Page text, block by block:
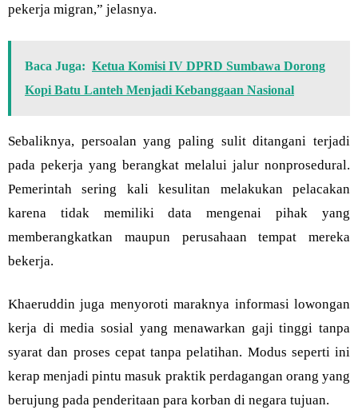
pekerja migran,” jelasnya.
Baca Juga: Ketua Komisi IV DPRD Sumbawa Dorong
Kopi Batu Lanteh Menjadi Kebanggaan Nasional
Sebaliknya, persoalan yang paling sulit ditangani terjadi
pada pekerja yang berangkat melalui jalur nonprosedural.
Pemerintah sering kali kesulitan melakukan pelacakan
karena tidak memiliki data mengenai pihak yang
memberangkatkan maupun perusahaan tempat mereka
bekerja.
Khaeruddin juga menyoroti maraknya informasi lowongan
kerja di media sosial yang menawarkan gaji tinggi tanpa
syarat dan proses cepat tanpa pelatihan. Modus seperti ini
kerap menjadi pintu masuk praktik perdagangan orang yang
berujung pada penderitaan para korban di negara tujuan.